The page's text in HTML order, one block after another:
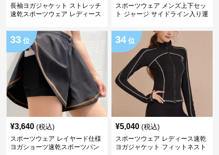
長袖ヨガジャケット ストレッチ
速乾スポーツウェア レディース
スポーツウェア メンズ上下セッ
ト ジャージ サイドライン入り運
33 位
¥3,640 (税込)
スポーツウェア レイヤード仕様
ヨガショーツ速乾スポーツパン
34 位
¥5,040 (税込)
スポーツウェア レディース速乾
ヨガジャケット フィットネスト